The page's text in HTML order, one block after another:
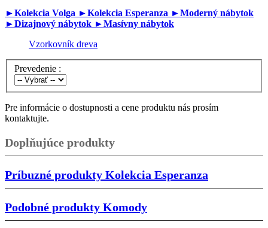
►Kolekcia Volga ►Kolekcia Esperanza ►Moderný nábytok
►Dizajnový nábytok ►Masívny nábytok
Vzorkovník dreva
Prevedenie :
Pre informácie o dostupnosti a cene produktu nás prosím
kontaktujte.
Doplňujúce produkty
Príbuzné produkty Kolekcia Esperanza
Podobné produkty Komody